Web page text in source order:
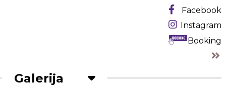
Facebook
Instagram
Booking
Galerija